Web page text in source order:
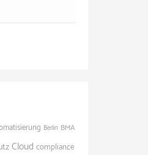
Berlin BMA
Cloud compliance